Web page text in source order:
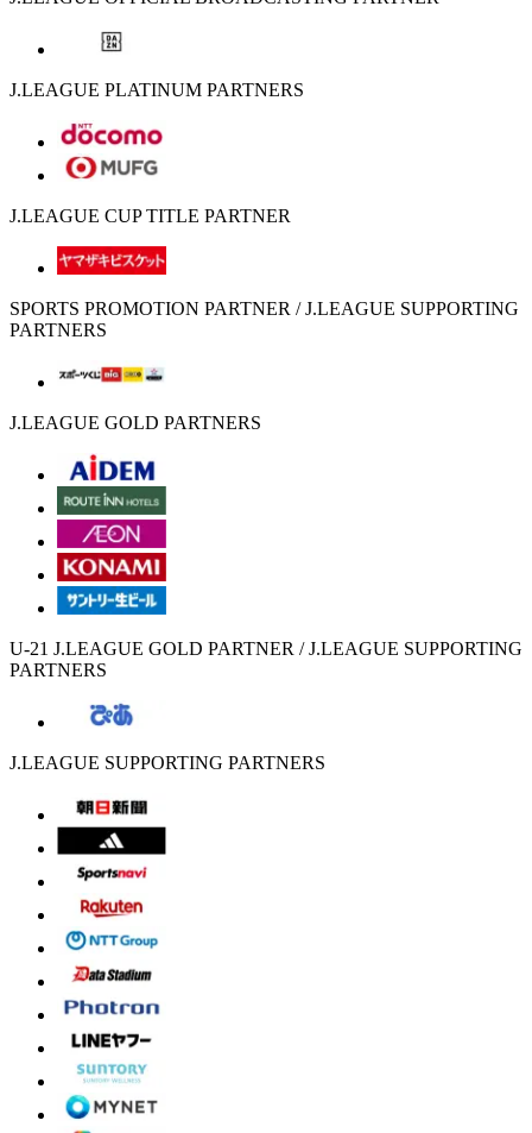
J.LEAGUE PLATINUM PARTNERS
J.LEAGUE CUP TITLE PARTNER
SPORTS PROMOTION PARTNER / J.LEAGUE SUPPORTING
PARTNERS
J.LEAGUE GOLD PARTNERS
U-21 J.LEAGUE GOLD PARTNER / J.LEAGUE SUPPORTING
PARTNERS
J.LEAGUE SUPPORTING PARTNERS